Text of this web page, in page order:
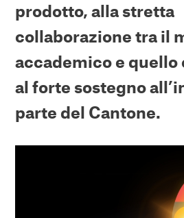
prodotto, alla stretta
collaborazione tra il
accademico e quello
al forte sostegno
parte del Cantone.